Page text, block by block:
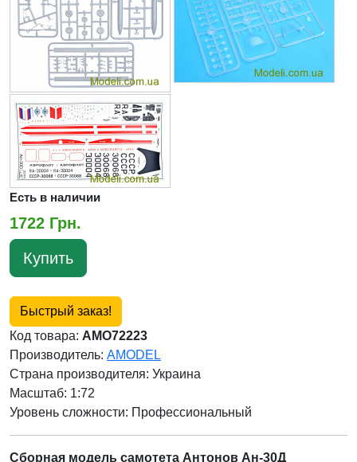
Есть в наличии
1722 Грн.
Купить
Быстрый заказ!
Код товара: AMO72223
Производитель: AMODEL
Страна производителя: Украина
Масштаб: 1:72
Уровень сложности: Профессиональный
Сборная модель самотета Антонов Ан-30Д